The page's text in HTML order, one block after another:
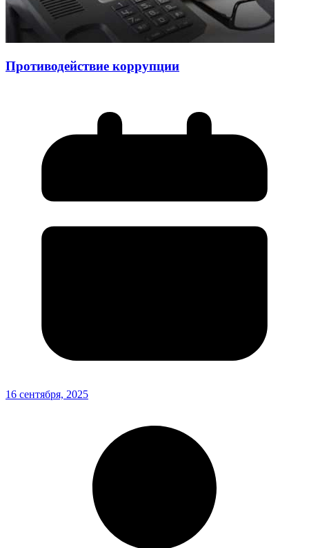
Противодействие коррупции
16 сентября, 2025